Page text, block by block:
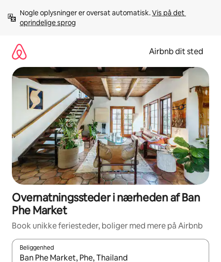
videre
Nogle oplysninger er oversat automatisk. Vis på det
oprindelige sprog
Airbnb dit sted
Overnatningssteder i nærheden af Ban
Phe Market
Book unikke feriesteder, boliger med mere på Airbnb
Beliggenhed
Når resultaterne er tilgængelige, skal du navigere med